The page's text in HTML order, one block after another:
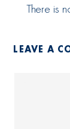
There is
LEAVE A